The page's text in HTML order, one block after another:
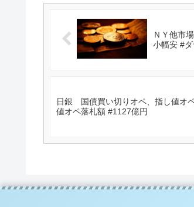
ＮＹ他市
小幅安 #
日銀 国債買い切りオペ、指し値オ
値オペ落札額 #1127億円